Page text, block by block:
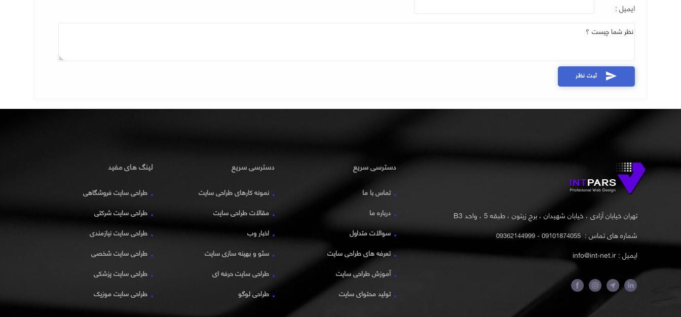
ایمیل :
ثبت نظر send
تهران خیابان آزادی ، خیابان شهیدان ، برج زیتون ، طبقه 5 ، واحد B3
شماره های تماس :09101874055 - 09362144999
ایمیل : info@int-net.ir
دسترسی سریع
تماس با ما
درباره ما
سوالات متداول
تعرفه های طراحی سایت
آموزش طراحی سایت
تولید محتوای سایت
دسترسی سریع
نمونه کارهای طراحی سایت
مقالات طراحی سایت
اخبار وب
سئو و بهینه سازی سایت
طراحی سایت حرفه ای
طراحی لوگو
لینگ های مفید
طراحی سایت فروشگاهی
طراحی سایت شرکتی
طراحی سایت نیازمندی
طراحی سایت شخصی
طراحی سایت پزشکی
طراحی سایت موزیک